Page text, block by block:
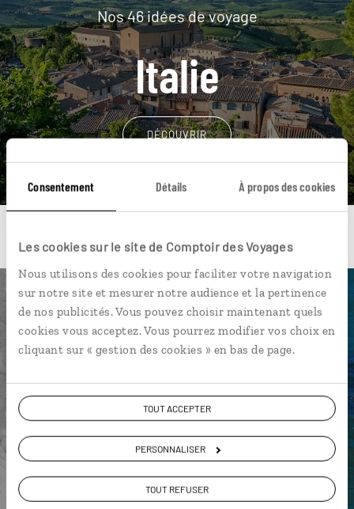
Consentement Détails À propos des cookies
Les cookies sur le site de Comptoir des Voyages
Nous utilisons des cookies pour faciliter votre navigation
sur notre site et mesurer notre audience et la pertinence
de nos publicités. Vous pouvez choisir maintenant quels
cookies vous acceptez. Vous pourrez modifier vos choix en
cliquant sur « gestion des cookies » en bas de page.
TOUT ACCEPTER
PERSONNALISER
TOUT REFUSER
Nos 46 idées de voyage
Italie
DÉCOUVRIR
Une envie de voyage
particulière ?
Basilique St Pierre Colisée Gastronomie
Catane Gorges de l'Alcantara